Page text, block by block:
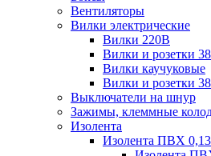
Вентиляторы
Вилки электрические
Вилки 220В
Вилки и розетки
Вилки каучуковые
Вилки и розетки
Выключатели на шнур
Зажимы, клеммные
Изолента
Изолента ПВХ